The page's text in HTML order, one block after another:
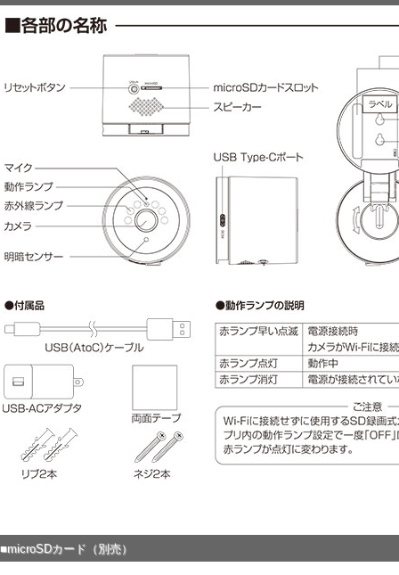
■microSDカード（別売）